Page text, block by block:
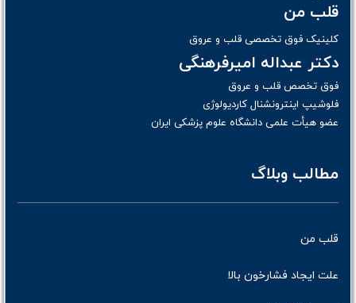
قلب من
کلینیک فوق تخصصی قلب و عروق
دکتر عبداله امیرفرهنگی
فوق تخصص قلب و عروق
فلوشیپ اینترونشنال کاردیولوژی
عضو هیأت علمی دانشگاه علوم پزشکی ایران
مطالب وبلاگ
قلب من
علت ایجاد فشارخون بالا